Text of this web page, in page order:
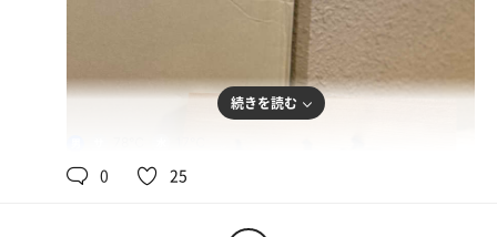
続きを読む
0 25